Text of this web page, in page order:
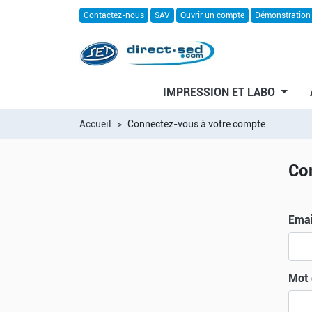
Contactez-nous SAV Ouvrir un compte Démonstration
IMPRESSION ET LABO
Accueil Connectez-vous à votre compte
Mot